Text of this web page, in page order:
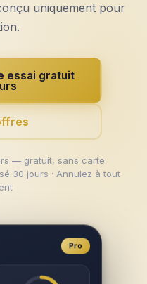
uniquement pour
essai gratuit
— gratuit, sans carte.
30 jours · Annulez à tout
Pro